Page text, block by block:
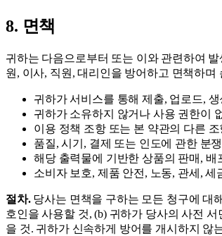
8. 면책
귀하는 다음으로부터 또는 이와 관련하여
원, 이사, 직원, 대리인을 방어하고 면책하
귀하가 서비스를 통해 제출, 업로드,
귀하가 소유하지 않거나 사용 권한이
이용 정책 조항 또는 본 약관의 다른
품질, 시기, 결제 또는 인도에 관한 분
해당 출력물에 기반한 상품의 판매,
소비자 보호, 제품 안전, 노동, 관세,
절차.당사는 면책을 구하는 모든 청구에 대
호인을 사용할 것, (b) 귀하가 당사의 사전
을 것. 귀하가 신속하게 방어를 개시하지 않